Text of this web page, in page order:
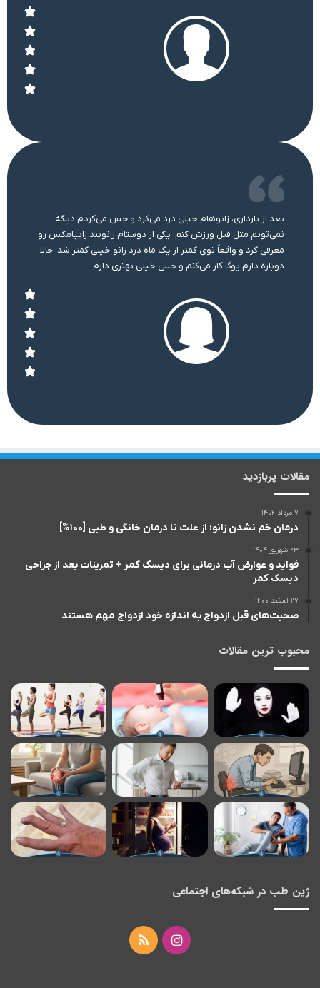
بعد از بارداری، زانوهام خیلی درد می‌کرد و حس می‌کردم دیگه
نمی‌تونم مثل قبل ورزش کنم. یکی از دوستام زانوبند زاپیامکس رو
معرفی کرد و واقعاً توی کمتر از یک ماه درد زانو خیلی کمتر شد. حالا
دوباره دارم یوگا کار می‌کنم و حس خیلی بهتری دارم.
مقالات پربازدید
۷ مرداد ۱۴۰۲
درمان خم نشدن زانو: از علت تا درمان خانگی و طبی [۱۰۰%]
۲۳ شهریور ۱۴۰۴
فواید و عوارض آب درمانی برای دیسک کمر + تمرینات بعد از جراحی
دیسک کمر
۲۷ اسفند ۱۴۰۰
صحبت‌های قبل ازدواج به اندازه خود ازدواج مهم هستند
محبوب ترین مقالات
ژین طب در شبکه‌های اجتماعی